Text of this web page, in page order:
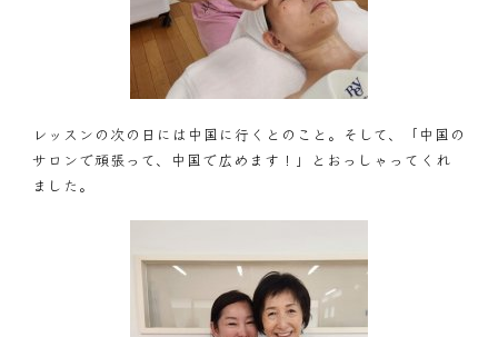
レッスンの次の日には中国に行くとのこと。そして、「中国の
サロンで頑張って、中国で広めます！」とおっしゃってくれ
ました。